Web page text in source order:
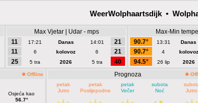
WeerWolphaartsdijk •
Max Vjetar | Udar - mps
11
17:21 Danas 14:01
21
11
6 kolovoz 6
21
25
5 tra 2026 5 tra 40
Max-Min
90.7°
13:31 Danas
90.7°
4 kolovoz
94.5°
26 lip 2026
Offline
Osjeća kao
56.7°
Prognoza
petak
Jutro
petak
Poslijepodne
petak
Večer
subota
Noć
Jutro